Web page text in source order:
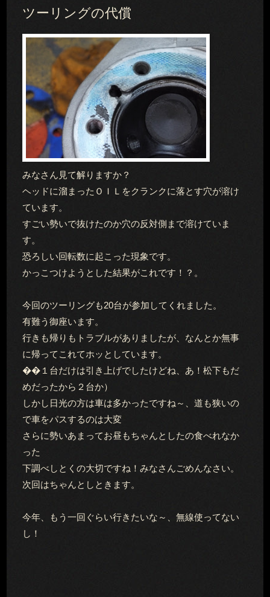
ツーリングの代償
みなさん見て解りますか？
ヘッドに溜まったＯＩＬをクランクに落とす穴が溶け
ています。
すごい勢いで抜けたのか穴の反対側まで溶けていま
す。
恐ろしい回転数に起こった現象です。
かっこつけようとした結果がこれです！？。
今回のツーリングも20台が参加してくれました。
有難う御座います。
行きも帰りもトラブルがありましたが、なんとか無事
に帰ってこれてホッとしています。
��１台だけは引き上げでしたけどね、あ！松下もだ
めだったから２台か）
しかし日光の方は車は多かったですね～、道も狭いの
で車をパスするのは大変
さらに勢いあまってお昼もちゃんとしたの食べれなか
った
下調べしとくの大切ですね！みなさんごめんなさい。
次回はちゃんとしときます。
今年、もう一回ぐらい行きたいな～、無線使ってない
し！